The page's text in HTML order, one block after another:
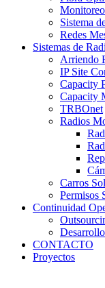
Sistema
Redes
Sistemas de
Arriendo
IP Site
Capacity
Capacity
TRBOnet
Radios
Carros
Permisos
Continuidad
CONTACTO
Proyectos